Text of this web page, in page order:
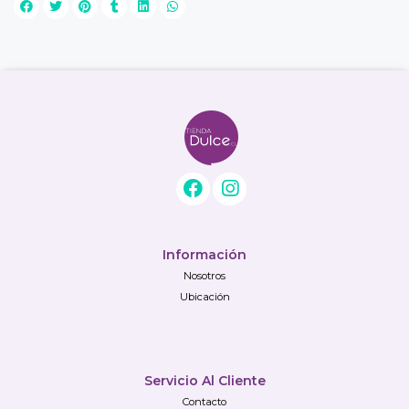
Información
Nosotros
Ubicación
Servicio Al Cliente
Contacto